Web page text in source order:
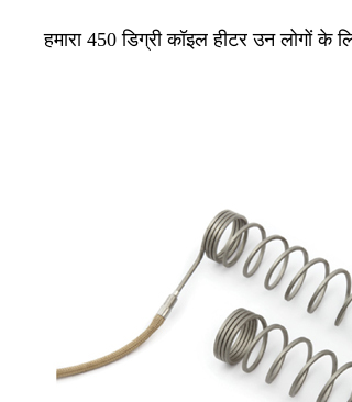
हमारा 450 डिग्री कॉइल हीटर उन लोगों के